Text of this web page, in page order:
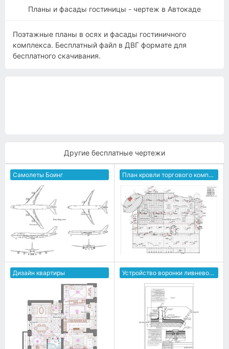
Планы и фасады гостиницы - чертеж в Автокаде
Поэтажные планы в осях и фасады гостиничного
комплекса. Бесплатный файл в ДВГ формате для
бесплатного скачивания.
Другие бесплатные чертежи
Самолеты Боинг План кровли торгового комплекса
Дизайн квартиры Устройство воронки ливневой канализации